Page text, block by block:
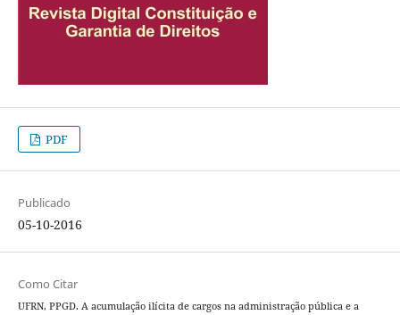
PDF
Publicado
05-10-2016
Como Citar
UFRN, PPGD. A acumulação ilícita de cargos na administração pública e a